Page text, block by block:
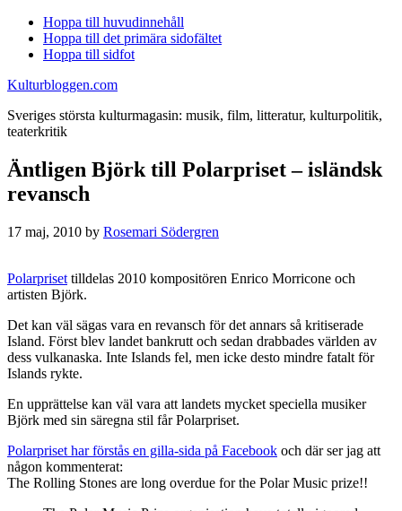
Hoppa till huvudinnehåll
Hoppa till det primära sidofältet
Hoppa till sidfot
Kulturbloggen.com
Sveriges största kulturmagasin: musik, film, litteratur, kulturpolitik,
teaterkritik
Äntligen Björk till Polarpriset – isländsk
revansch
17 maj, 2010 by Rosemari Södergren
Polarpriset tilldelas 2010 kompositören Enrico Morricone och
artisten Björk.
Det kan väl sägas vara en revansch för det annars så kritiserade
Island. Först blev landet bankrutt och sedan drabbades världen av
dess vulkanaska. Inte Islands fel, men icke desto mindre fatalt för
Islands rykte.
En upprättelse kan väl vara att landets mycket speciella musiker
Björk med sin säregna stil får Polarpriset.
Polarpriset har förstås en gilla-sida på Facebook och där ser jag att
någon kommenterat:
The Rolling Stones are long overdue for the Polar Music prize!!